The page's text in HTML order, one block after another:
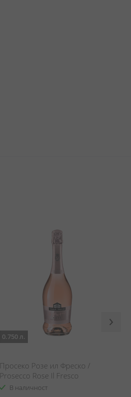
0.750 л.
Просеко Розе ил Фреско /
Prosecco Rose Il Fresco
В наличност